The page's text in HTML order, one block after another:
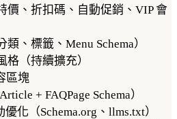
價、折扣碼、自動促銷、VIP 會
、標籤、Menu Schema）
格（持續擴充）
區塊
+ FAQPage Schema）
優化（Schema.org、llms.txt）